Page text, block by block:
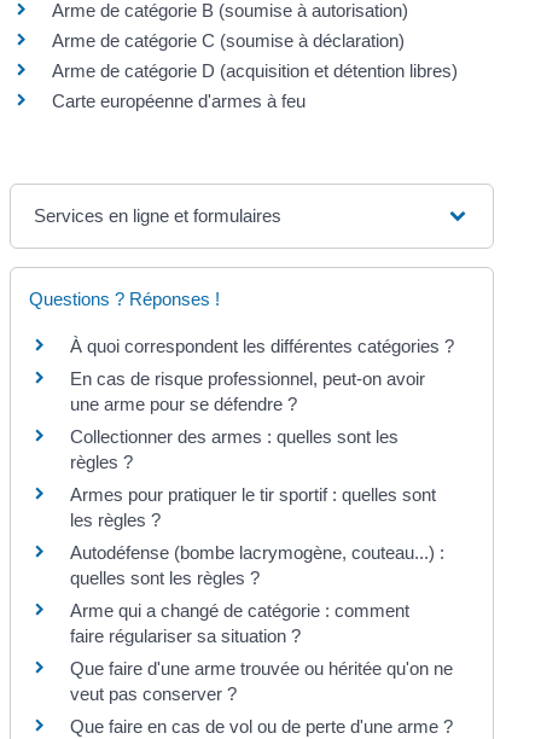
Arme de catégorie B (soumise à autorisation)
Arme de catégorie C (soumise à déclaration)
Arme de catégorie D (acquisition et détention libres)
Carte européenne d'armes à feu
Services en ligne et formulaires
Questions ? Réponses !
À quoi correspondent les différentes catégories ?
En cas de risque professionnel, peut-on avoir
une arme pour se défendre ?
Collectionner des armes : quelles sont les
règles ?
Armes pour pratiquer le tir sportif : quelles sont
les règles ?
Autodéfense (bombe lacrymogène, couteau...) :
quelles sont les règles ?
Arme qui a changé de catégorie : comment
faire régulariser sa situation ?
Que faire d'une arme trouvée ou héritée qu'on ne
veut pas conserver ?
Que faire en cas de vol ou de perte d'une arme ?